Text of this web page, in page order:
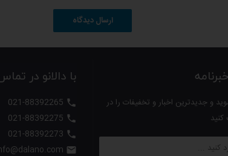
ارسال دیدگاه
و جدیدترین اخبار و تخفیفات را در
با دالانو در



